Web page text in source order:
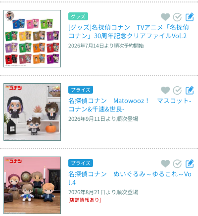
グッズ
[グッズ]名探偵コナン　TVアニメ「名探偵
コナン」30周年記念クリアファイルVol.2
2026年7月14日より順次予約開始
プライズ
名探偵コナン　Matowooz！　マスコット‐
コナン&千速&世良‐
2026年9月11日より順次登場
プライズ
名探偵コナン　ぬいぐるみ～ゆるこれ～Vo
l.4
2026年8月21日より順次登場
[店舗情報あり]